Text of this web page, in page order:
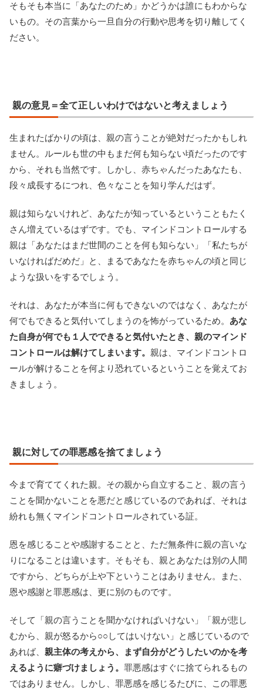
そもそも本当に「あなたのため」かどうかは誰にもわからな
いもの。その言葉から一旦自分の行動や思考を切り離してく
ださい。
親の意見＝全て正しいわけではないと考えましょう
生まれたばかりの頃は、親の言うことが絶対だったかもしれ
ません。ルールも世の中もまだ何も知らない頃だったのです
から、それも当然です。しかし、赤ちゃんだったあなたも、
段々成長するにつれ、色々なことを知り学んだはず。
親は知らないけれど、あなたが知っているということもたく
さん増えているはずです。でも、マインドコントロールする
親は「あなたはまだ世間のことを何も知らない」「私たちが
いなければだめだ」と、まるであなたを赤ちゃんの頃と同じ
ような扱いをするでしょう。
それは、あなたが本当に何もできないのではなく、あなたが
何でもできると気付いてしまうのを怖がっているため。 あな
た自身が何でも１人でできると気付いたとき、親のマインド
コントロールは解けてしまいます。 親は、マインドコントロ
ールが解けることを何より恐れているということを覚えてお
きましょう。
親に対しての罪悪感を捨てましょう
今まで育ててくれた親。その親から自立すること、親の言う
ことを聞かないことを悪だと感じているのであれば、それは
紛れも無くマインドコントロールされている証。
恩を感じることや感謝することと、ただ無条件に親の言いな
りになることは違います。そもそも、親とあなたは別の人間
ですから、どちらが上や下ということはありません。また、
恩や感謝と罪悪感は、更に別のものです。
そして「親の言うことを聞かなければいけない」「親が悲し
むから、親が怒るから○○してはいけない」と感じているので
あれば、 親主体の考えから、まず自分がどうしたいのかを考
えるように癖づけましょう。 罪悪感はすぐに捨てられるもの
ではありません。しかし、罪悪感を感じるたびに、この罪悪